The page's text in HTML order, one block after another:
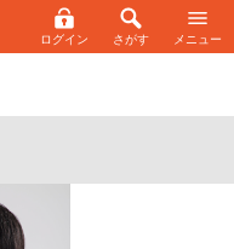
ログイン さがす メニュー